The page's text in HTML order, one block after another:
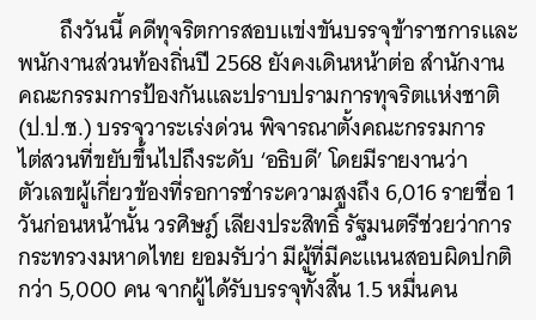
ถึงวันนี้ คดีทุจริตการสอบแข่งขันบรรจุข้าราชการและ
พนักงานส่วนท้องถิ่นปี 2568 ยังคงเดินหน้าต่อ สำนักงาน
คณะกรรมการป้องกันและปราบปรามการทุจริตแห่งชาติ
(ป.ป.ช.) บรรจุวาระเร่งด่วน พิจารณาตั้งคณะกรรมการ
ไต่สวนที่ขยับขึ้นไปถึงระดับ ‘อธิบดี’ โดยมีรายงานว่า
ตัวเลขผู้เกี่ยวข้องที่รอการชำระความสูงถึง 6,016 รายชื่อ 1
วันก่อนหน้านั้น วรศิษฎ์ เลียงประสิทธิ์ รัฐมนตรีช่วยว่าการ
กระทรวงมหาดไทย ยอมรับว่า มีผู้ที่มีคะแนนสอบผิดปกติ
กว่า 5,000 คน จากผู้ได้รับบรรจุทั้งสิ้น 1.5 หมื่นคน